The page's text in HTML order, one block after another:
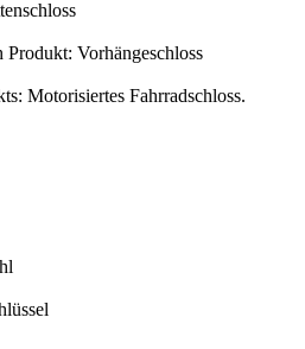
Vorhängeschloss
Motorisiertes Fahrradschloss.